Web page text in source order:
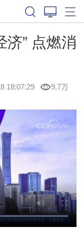
济” 点燃消
18:07:29 9.7万